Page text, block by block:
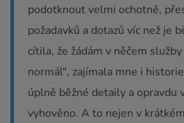
podotknout velmi ochotně,
požadavků a dotazů víc než je
cítila, že žádám v něčem
normál", zajímala mne i
úplně běžné detaily a opravdu
vyhověno. A to nejen v